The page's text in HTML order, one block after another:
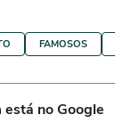
FAMOSOS
no Google